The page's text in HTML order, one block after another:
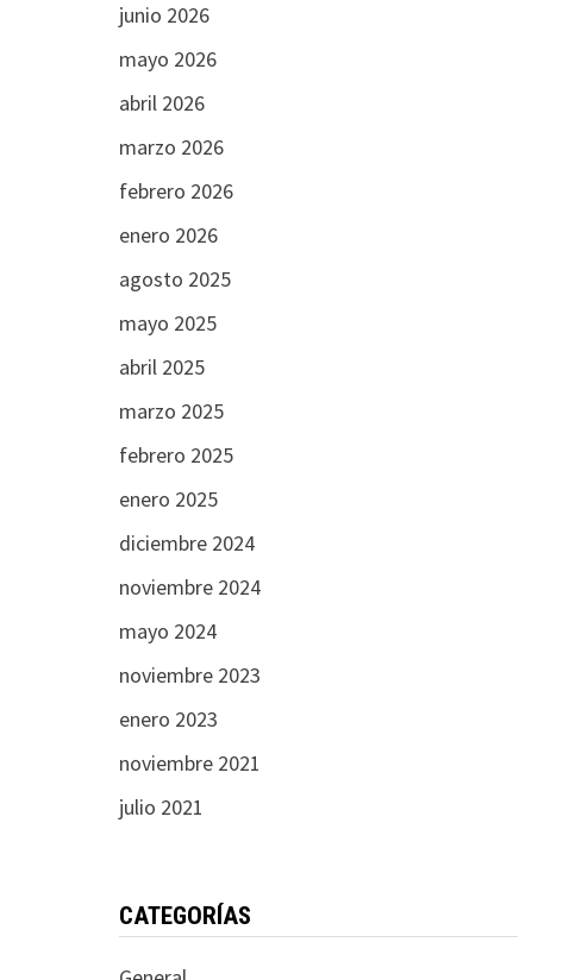
junio 2026
mayo 2026
abril 2026
marzo 2026
febrero 2026
enero 2026
agosto 2025
mayo 2025
abril 2025
marzo 2025
febrero 2025
enero 2025
diciembre 2024
noviembre 2024
mayo 2024
noviembre 2023
enero 2023
noviembre 2021
julio 2021
CATEGORÍAS